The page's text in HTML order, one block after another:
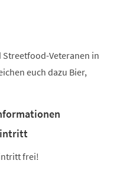
Streetfood-Veteranen in
euch dazu Bier,
frei!